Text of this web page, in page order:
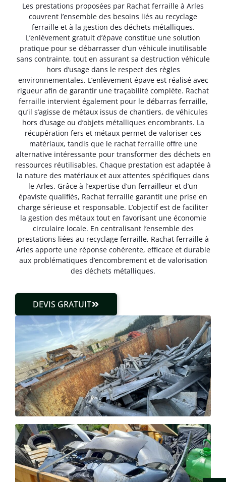
Les prestations proposées par Rachat ferraille à Arles
couvrent l’ensemble des besoins liés au recyclage
ferraille et à la gestion des déchets métalliques.
L’enlèvement gratuit d’épave constitue une solution
pratique pour se débarrasser d’un véhicule inutilisable
sans contrainte, tout en assurant sa destruction véhicule
hors d’usage dans le respect des règles
environnementales. L’enlèvement épave est réalisé avec
rigueur afin de garantir une traçabilité complète. Rachat
ferraille intervient également pour le débarras ferraille,
qu’il s’agisse de métaux issus de chantiers, de véhicules
hors d’usage ou d’objets métalliques encombrants. La
récupération fers et métaux permet de valoriser ces
matériaux, tandis que le rachat ferraille offre une
alternative intéressante pour transformer des déchets en
ressources réutilisables. Chaque prestation est adaptée à
la nature des matériaux et aux attentes spécifiques dans
le Arles. Grâce à l’expertise d’un ferrailleur et d’un
épaviste qualifiés, Rachat ferraille garantit une prise en
charge sérieuse et responsable. L’objectif est de faciliter
la gestion des métaux tout en favorisant une économie
circulaire locale. En centralisant l’ensemble des
prestations liées au recyclage ferraille, Rachat ferraille à
Arles apporte une réponse cohérente, efficace et durable
aux problématiques d’encombrement et de valorisation
des déchets métalliques.
DEVIS GRATUIT